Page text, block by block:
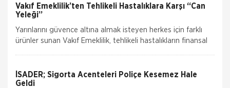
Vakıf Emeklilik’ten Tehlikeli Hastalıklara Karşı “Can
Yeleği”
Yarınlarını güvence altına almak isteyen herkes için farklı
ürünler sunan Vakıf Emeklilik, tehlikeli hastalıkların finansal
İSADER; Sigorta Acenteleri Poliçe Kesemez Hale
Geldi